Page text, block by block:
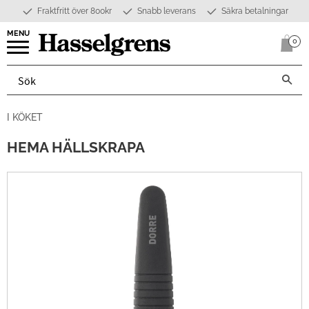
Meny
Fraktfritt över 800kr Snabb leverans Säkra betalningar
0
I KÖKET
HEMA HÄLLSKRAPA